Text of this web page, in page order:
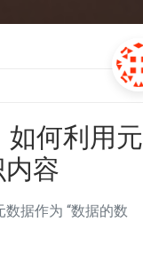
如何利用元
容
据作为 “数据的数